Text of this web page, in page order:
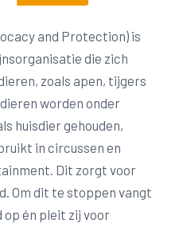
and Protection) is
die zich
zoals apen, tijgers
worden onder
huisdier gehouden,
in circussen en
Dit zorgt voor
Om dit te stoppen vangt
én pleit zij voor